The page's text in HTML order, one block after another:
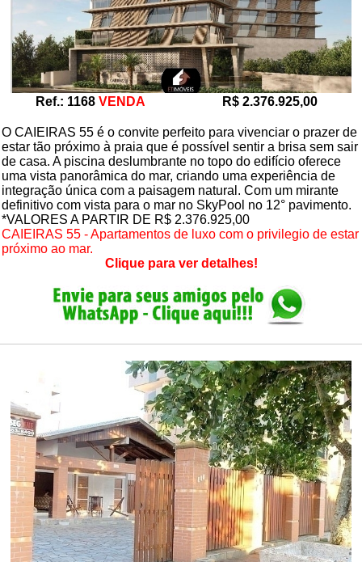
Ref.: 1168 VENDA R$ 2.376.925,00
O CAIEIRAS 55 é o convite perfeito para vivenciar o prazer de
estar tão próximo à praia que é possível sentir a brisa sem sair
de casa. A piscina deslumbrante no topo do edifício oferece
uma vista panorâmica do mar, criando uma experiência de
integração única com a paisagem natural. Com um mirante
definitivo com vista para o mar no SkyPool no 12° pavimento.
*VALORES A PARTIR DE R$ 2.376.925,00
CAIEIRAS 55 - Apartamentos de luxo com o privilegio de estar
próximo ao mar.
Clique para ver detalhes!